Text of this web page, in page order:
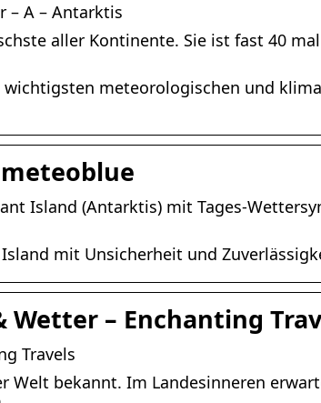
– A – Antarktis
aller Kontinente. Sie ist fast 40
meteorologischen und
Island (Antarktis) mit Tages-
mit Unsicherheit und
– Enchanting
Travels
bekannt. Im Landesinneren